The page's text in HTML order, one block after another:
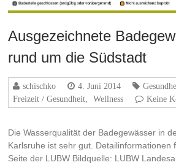
Ausgezeichnete
rund um die Südstadt
schischko 4. Juni 2014
Freizeit / Gesundheit
Wellness Keine
Die Wasserqualität der Badegewässer in
Karlsruhe ist sehr gut. Detailinformationen
Seite der LUBW Bildquelle: LUBW